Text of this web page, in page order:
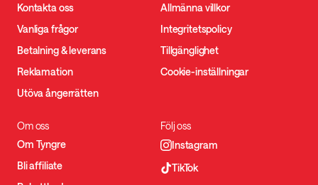
Kontakta oss
Vanliga frågor
Betalning & leverans
Reklamation
Utöva ångerrätten
Allmänna villkor
Integritetspolicy
Tillgänglighet
Cookie-inställningar
Om oss
Om Tyngre
Bli affiliate
Följ oss
Instagram
TikTok